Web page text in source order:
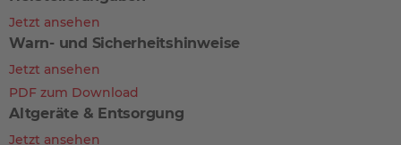
Jetzt ansehen
Warn- und Sicherheitshinweise
Jetzt ansehen
PDF zum Download
Altgeräte & Entsorgung
Jetzt ansehen